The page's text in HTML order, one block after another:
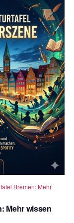
Mehr wissen
Bremen: Mehr